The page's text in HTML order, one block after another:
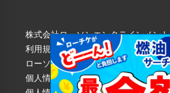
株式会社ローソンエンタテインメント
利用規約
ローソンWEB会員規約
個人情報の取り扱いについて